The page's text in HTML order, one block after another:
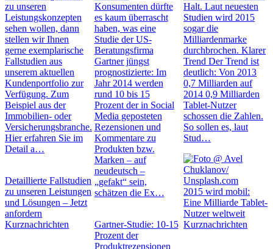
zu unseren
Leistungskonzepten
sehen wollen, dann
stellen wir Ihnen
gerne exemplarische
Fallstudien aus
unserem aktuellen
Kundenportfolio zur
Verfügung. Zum
Beispiel aus der
Immobilien- oder
Versicherungsbranche.
Hier erfahren Sie im
Detail a…
Detaillierte Fallstudien
zu unseren Leistungen
und Lösungen – Jetzt
anfordern
Kurznachrichten
Konsumenten dürfte
es kaum überrascht
haben, was eine
Studie der US-
Beratungsfirma
Gartner jüngst
prognostizierte: Im
Jahr 2014 werden
rund 10 bis 15
Prozent der in Social
Media geposteten
Rezensionen und
Kommentare zu
Produkten bzw.
Marken – auf
neudeutsch –
„gefakt“ sein,
schätzen die Ex…
Gartner-Studie: 10-15
Prozent der
Produktrezensionen
Halt. Laut neuesten
Studien wird 2015
sogar die
Milliardenmarke
durchbrochen. Klarer
Trend Der Trend ist
deutlich: Von 2013
0,7 Milliarden auf
2014 0,9 Milliarden
Tablet-Nutzer
schossen die Zahlen.
So sollen es, laut
Stud…
2015 wird mobil:
Eine Milliarde Tablet-
Nutzer weltweit
Kurznachrichten